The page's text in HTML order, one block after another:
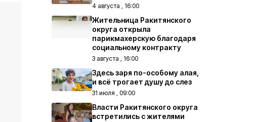
4 августа , 16:00
Жительница Ракитянского
округа открыла
парикмахерскую благодаря
социальному контракту
3 августа , 16:00
Здесь заря по-особому алая,
и всё трогает душу до слез
31 июля , 09:00
Власти Ракитянского округа
встретились с жителями